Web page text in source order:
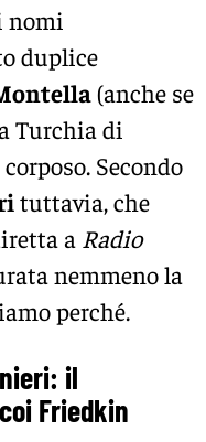
nomi
duplice
(anche se
Turchia di
Secondo
tuttavia, che
a Radio
nemmeno la
perché.
il
Friedkin